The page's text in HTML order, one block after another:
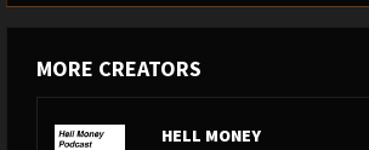
MORE CREATORS
HELL MONEY